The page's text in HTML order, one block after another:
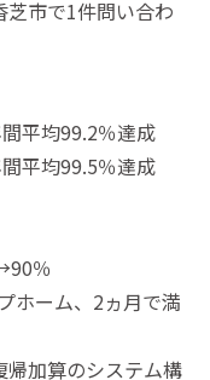
市で1件問い合わ
平均99.2％達成
平均99.5％達成
％
ホーム、2ヵ月で満
加算のシステム構